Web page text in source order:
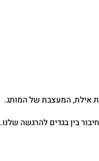
אילת, המעצבת של המותג.
בין בגדים להרגשה שלנו.